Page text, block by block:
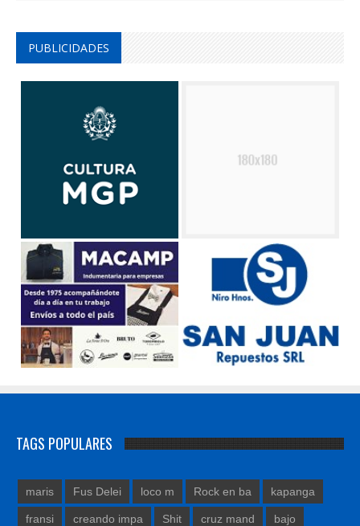
PUBLICIDADES
TAGS POPULARES
maris Fus Delei loco m Rock en ba kapanga
fransi creando impa Shit cruz mand bajo